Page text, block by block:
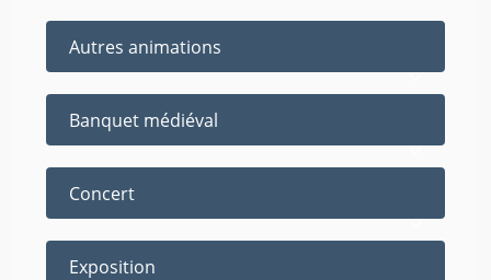
Autres animations
Banquet médiéval
Concert
Exposition